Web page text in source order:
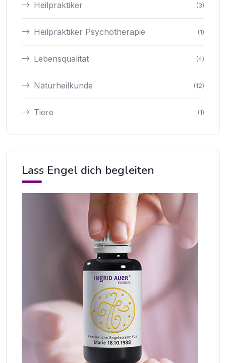
Heilpraktiker (3)
Heilpraktiker Psychotherapie (1)
Lebensqualität (4)
Naturheilkunde (12)
Tiere (1)
Lass Engel dich begleiten